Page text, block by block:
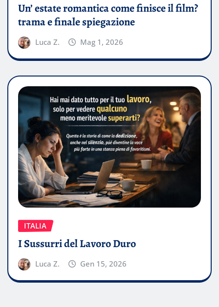
Un’ estate romantica come finisce il film?
trama e finale spiegazione
Luca Z. Mag 1, 2026
ITALIA
I Sussurri del Lavoro Duro
Luca Z. Gen 15, 2026